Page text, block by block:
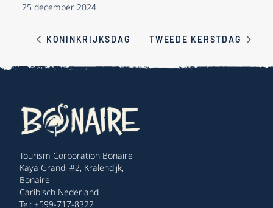
25 december 2024
KONINKRIJKSDAG TWEEDE KERSTDAG
Tourism Corporation Bonaire
Kaya Grandi #2, Kralendijk,
Bonaire
Caribisch Nederland
Tel: +599-717-8322